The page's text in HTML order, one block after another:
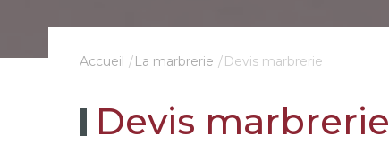
Accueil La marbrerie Devis marbrerie
Devis marbrerie